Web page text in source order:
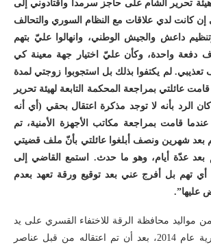
تحرير الشام على حاجز سرمدا واقتادوني إلى
كانت لدي علاقات مع النظام السوري والتحالف
داعش والجيش الوطني، وانهالوا عليّ بتهم
دفعة واحدة، وكأن عليّ اختيار جهة معينة كي
تعذيبي. لم يكتفوا بذلك بل استجوبوا زوجتي لمدة
قامت عائلتي بمراجعة المحكمة التابعة لهيئة تحرير
الرد بأنه لا توجد مذكرة اعتقال بحقي (أي أنه
قامت بمراجعة مكاتب الأجهزة الأمنية، تم
بعد شهرين ونصف أبلغوا عائلتي بأنّ ملف قضيتي
بعد عدّة أيام، وهو ما حدث. استمع القاضي إلى
أي تهم بل أفرج عني بعد توقيع ورقة تعهد بعدم
عليها”.
مواليد محافظة الرقة للاختفاء القسري على يد
قوات الحكومة السورية عام 2014، بعد أن تم اعتقاله من قبل عناصر